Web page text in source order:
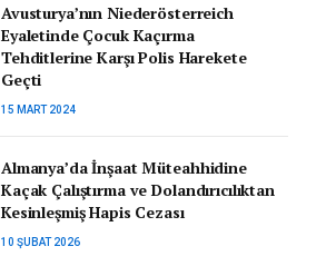
Avusturya’nın Niederösterreich
Eyaletinde Çocuk Kaçırma
Tehditlerine Karşı Polis Harekete
Geçti
15 MART 2024
Almanya’da İnşaat Müteahhidine
Kaçak Çalıştırma ve Dolandırıcılıktan
Kesinleşmiş Hapis Cezası
10 ŞUBAT 2026